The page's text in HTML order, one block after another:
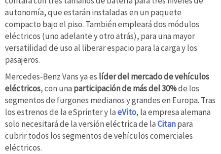
autonomía, que estarán instaladas en un paquete
compacto bajo el piso. También empleará dos módulos
eléctricos (uno adelante y otro atrás), para una mayor
versatilidad de uso al liberar espacio para la carga y los
pasajeros.
Mercedes-Benz Vans ya es líder del mercado de vehículos
eléctricos, con una participación de más del 30%de los
segmentos de furgones medianos y grandes en Europa. Tras
los estrenos de la eSprinter y laeVito, la empresa alemana
solo necesitará de la versión eléctrica de laCitanpara
cubrir todos los segmentos de vehículos comerciales
eléctricos.